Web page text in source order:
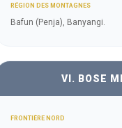
RÉGION DES MONTAGNES
Bafun (Penja), Banyangi.
VI. BOSE
FRONTIÈRE NORD